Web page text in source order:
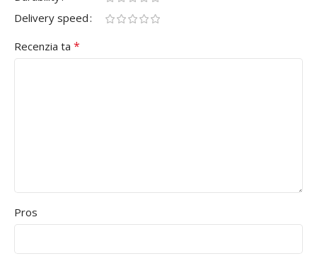
Delivery speed
Recenzia ta *
Pros